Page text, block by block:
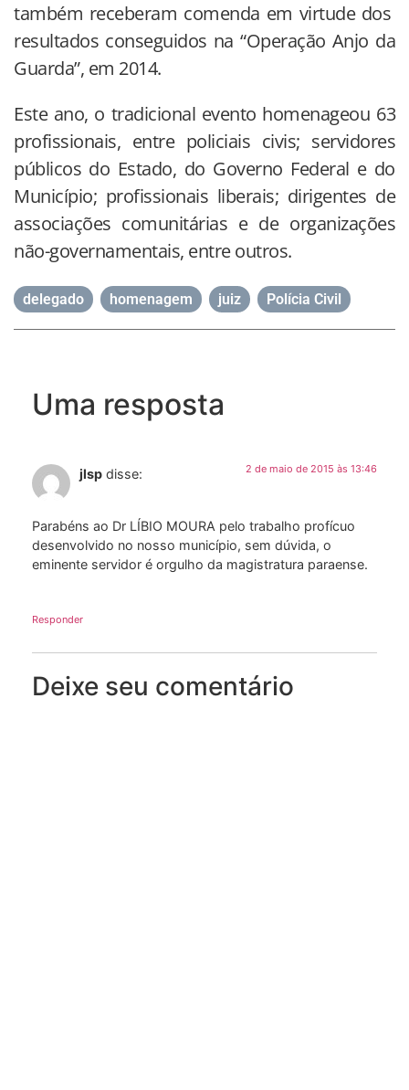
também receberam comenda em virtude dos
resultados conseguidos na “Operação Anjo da
Guarda”, em 2014.
Este ano, o tradicional evento homenageou 63
profissionais, entre policiais civis; servidores
públicos do Estado, do Governo Federal e do
Município; profissionais liberais; dirigentes de
associações comunitárias e de organizações
não-governamentais, entre outros.
delegado homenagem juiz Polícia Civil
Uma resposta
jlsp disse: 2 de maio de 2015 às 13:46
Parabéns ao Dr LÍBIO MOURA pelo trabalho profícuo
desenvolvido no nosso município, sem dúvida, o
eminente servidor é orgulho da magistratura paraense.
Responder
Deixe seu comentário